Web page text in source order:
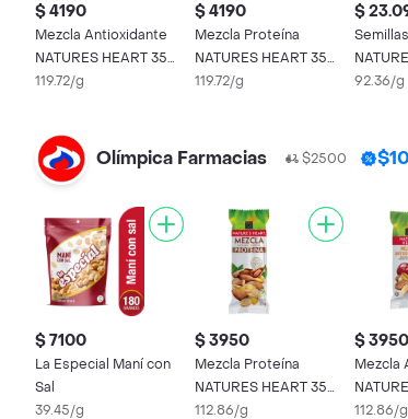
$ 4190
Mezcla Antioxidante
NATURES HEART 35
gr
119.72/g
$ 4190
Mezcla Proteína
NATURES HEART 35
gr
119.72/g
$
gr
92.36/g
Olímpica Farmacias $2500
$ 7100
La Especial Maní con
Sal
39.45/g
$ 3950
Mezcla Proteína
NATURES HEART 35
gr
112.86/g
$ 3950
Mezcla
gr
112.86/g